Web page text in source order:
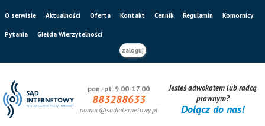
O serwisie Aktualności Oferta Kontakt Cennik Regulamin Komornicy
Pytania
Giełda Wierzytelności
zaloguj
pon.-pt. 9.00-17.00
883288633
pomoc@sadinternetowy.pl
Jesteś adwokatem lub radcą
prawnym?
Dołącz do nas!